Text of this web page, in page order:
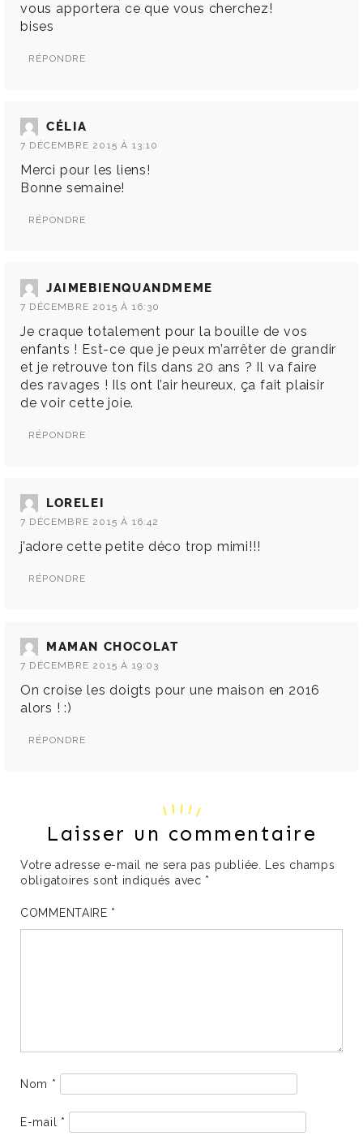
vous apportera ce que vous cherchez!
bises
RÉPONDRE
CÉLIA
7 DÉCEMBRE 2015 À 13:10
Merci pour les liens!
Bonne semaine!
RÉPONDRE
JAIMEBIENQUANDMEME
7 DÉCEMBRE 2015 À 16:30
Je craque totalement pour la bouille de vos
enfants ! Est-ce que je peux m’arrêter de grandir
et je retrouve ton fils dans 20 ans ? Il va faire
des ravages ! Ils ont l’air heureux, ça fait plaisir
de voir cette joie.
RÉPONDRE
LORELEI
7 DÉCEMBRE 2015 À 16:42
j’adore cette petite déco trop mimi!!!
RÉPONDRE
MAMAN CHOCOLAT
7 DÉCEMBRE 2015 À 19:03
On croise les doigts pour une maison en 2016
alors ! :)
RÉPONDRE
Laisser un commentaire
Votre adresse e-mail ne sera pas publiée. Les champs
obligatoires sont indiqués avec *
COMMENTAIRE *
Nom *
E-mail *